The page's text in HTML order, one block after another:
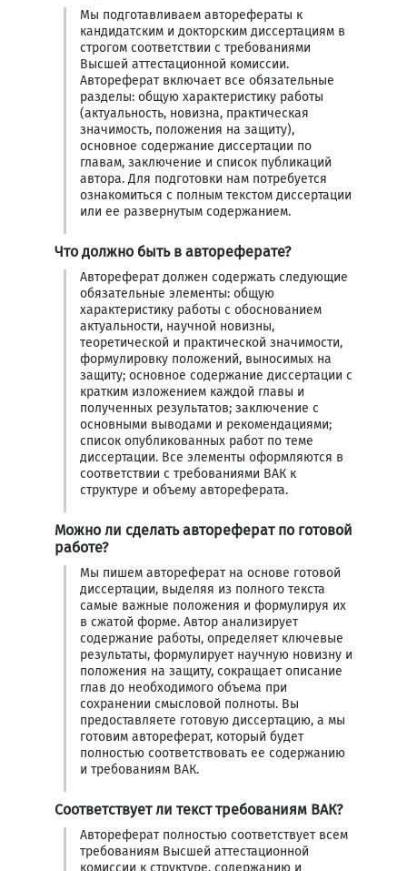
Мы подготавливаем авторефераты к
кандидатским и докторским диссертациям в
строгом соответствии с требованиями
Высшей аттестационной комиссии.
Автореферат включает все обязательные
разделы: общую характеристику работы
(актуальность, новизна, практическая
значимость, положения на защиту),
основное содержание диссертации по
главам, заключение и список публикаций
автора. Для подготовки нам потребуется
ознакомиться с полным текстом диссертации
или ее развернутым содержанием.
Что должно быть в автореферате?
Автореферат должен содержать следующие
обязательные элементы: общую
характеристику работы с обоснованием
актуальности, научной новизны,
теоретической и практической значимости,
формулировку положений, выносимых на
защиту; основное содержание диссертации с
кратким изложением каждой главы и
полученных результатов; заключение с
основными выводами и рекомендациями;
список опубликованных работ по теме
диссертации. Все элементы оформляются в
соответствии с требованиями ВАК к
структуре и объему автореферата.
Можно ли сделать автореферат по готовой
работе?
Мы пишем автореферат на основе готовой
диссертации, выделяя из полного текста
самые важные положения и формулируя их
в сжатой форме. Автор анализирует
содержание работы, определяет ключевые
результаты, формулирует научную новизну и
положения на защиту, сокращает описание
глав до необходимого объема при
сохранении смысловой полноты. Вы
предоставляете готовую диссертацию, а мы
готовим автореферат, который будет
полностью соответствовать ее содержанию
и требованиям ВАК.
Соответствует ли текст требованиям ВАК?
Автореферат полностью соответствует всем
требованиям Высшей аттестационной
комиссии к структуре, содержанию и